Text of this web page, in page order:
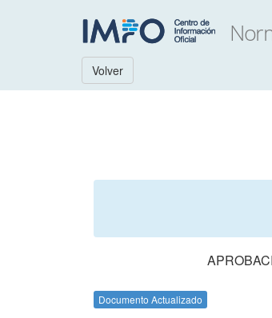
Volver
Documento Actualizado